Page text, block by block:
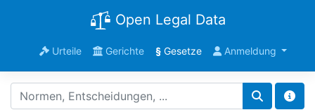
Open Legal Data
Urteile Gerichte §Gesetze Anmeldung